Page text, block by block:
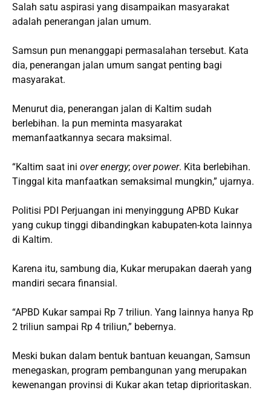
Salah satu aspirasi yang disampaikan masyarakat
adalah penerangan jalan umum.
Samsun pun menanggapi permasalahan tersebut. Kata
dia, penerangan jalan umum sangat penting bagi
masyarakat.
Menurut dia, penerangan jalan di Kaltim sudah
berlebihan. Ia pun meminta masyarakat
memanfaatkannya secara maksimal.
“Kaltim saat ini over energy; over power. Kita berlebihan.
Tinggal kita manfaatkan semaksimal mungkin,” ujarnya.
Politisi PDI Perjuangan ini menyinggung APBD Kukar
yang cukup tinggi dibandingkan kabupaten-kota lainnya
di Kaltim.
Karena itu, sambung dia, Kukar merupakan daerah yang
mandiri secara finansial.
“APBD Kukar sampai Rp 7 triliun. Yang lainnya hanya Rp
2 triliun sampai Rp 4 triliun,” bebernya.
Meski bukan dalam bentuk bantuan keuangan, Samsun
menegaskan, program pembangunan yang merupakan
kewenangan provinsi di Kukar akan tetap diprioritaskan.